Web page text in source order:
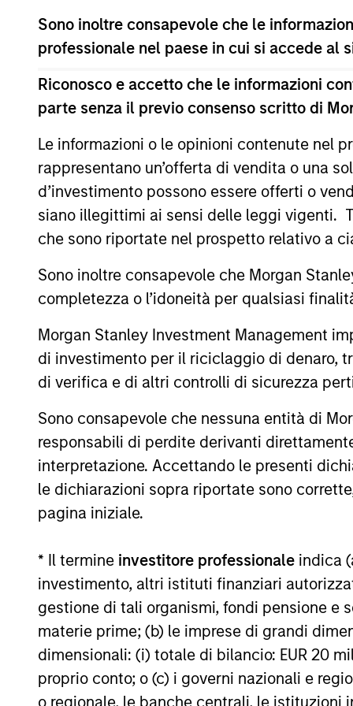
Sono inoltre consapevole che le
professionale nel paese in cui si accede al
Riconosco e accetto che le informazioni
parte senza il previo consenso scritto di
Le informazioni o le opinioni contenute nel
rappresentano un’offerta di vendita o una
d’investimento possono essere offerti o
siano illegittimi ai sensi delle leggi vigenti.
che sono riportate nel prospetto relativo a
Sono inoltre consapevole che Morgan
completezza o l’idoneità per qualsiasi
Morgan Stanley Investment Management
di investimento per il riciclaggio di denaro,
di verifica e di altri controlli di sicurezza
Sono consapevole che nessuna entità di
responsabili di perdite derivanti
interpretazione. Accettando le presenti
le dichiarazioni sopra riportate sono
pagina iniziale.
* Il termine investitore professionale indica
investimento, altri istituti finanziari
gestione di tali organismi, fondi pensione e
materie prime; (b) le imprese di grandi
dimensionali: (i) totale di bilancio: EUR 20
proprio conto; o (c) i governi nazionali e
o regionale, le banche centrali, le istituzioni
Il presente materiale contiene informazioni relative ai
(la “Società”) è registrata nel Granducato di
modifiche. La Società è un organismo d’investimento
Prima dell’adesione ai comparti, le richieste di
contenente informazioni chiave (“KID”) o del
(“Documenti di offerta”) o altri documenti disponibili sul
Le informazioni relative agli aspetti di sostenibilità del
Inoltre, gli investitori italiani sono invitati a prendere
supplementari per Hong Kong” (“Additional Information
lingua tedesca del Prospetto Informativo, del
ulteriori informazioni possono essere ottenute dal
Ginevra. L’agente pagatore in Svizzera è Banque
Se la società di gestione del Comparto in questione
lo farà nel rispetto delle norme OICVM.
Per i termini e le definizioni riguardanti il comparto si
Tutti i dati di performance sono calcolati in base al
rimborso delle azioni. La fonte di tutti i dati relativi alle
Il valore degli investimenti e i proventi da essi derivanti
recuperare l'importo investito.
I dati di performance per i comparti con track record
inizio anno non sono annualizzati. Le performance di
obiettivi d’investimento, i rischi, le commissioni e le
Il ricorso alla leva aumenta i rischi: una variazione
che negativo, nel valore di quell’investimento e, di
in tutte le giurisdizioni e che i comparti non sono
locali.
Più alta è la categoria (1-7), maggiore è il potenziale di
rimanda al Documento contenente informazioni chiave
Il Morningstar Rating™,
o “star rating” viene calcolato
chiusi e conti separati) con uno storico minimo di tre
viene calcolato sulla base di una misura del rendimento
ponendo maggior enfasi sulle variazioni al ribasso e